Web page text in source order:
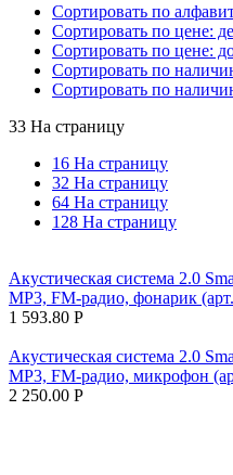
Сортировать по
Сортировать по цене:
Сортировать по цене:
Сортировать по
Сортировать по
33 На страницу
16 На страницу
32 На страницу
64 На страницу
128 На страницу
Акустическая система 2.0
MP3, FM-радио, фонарик
1 593.80 Р
Акустическая система 2.0
MP3, FM-радио, микрофон
2 250.00 Р